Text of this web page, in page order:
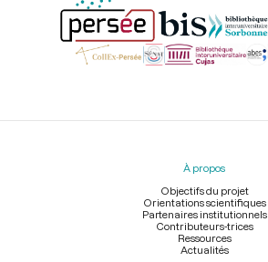
Menu
À propos
Objectifs du projet
Orientations scientifiques
Partenaires institutionnels
Contributeurs-trices
Ressources
Actualités